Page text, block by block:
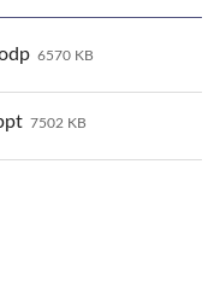
6570 KB
7502 KB